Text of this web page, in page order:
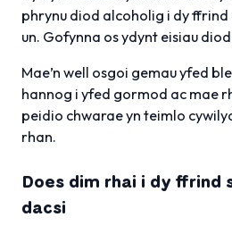
phrynu diod alcoholig i dy ffrind
un. Gofynna os ydynt eisiau
Mae’n well osgoi gemau yfed
hannog i yfed gormod ac mae
peidio chwarae yn teimlo
rhan.
Does dim rhai i dy ffrind
dacsi